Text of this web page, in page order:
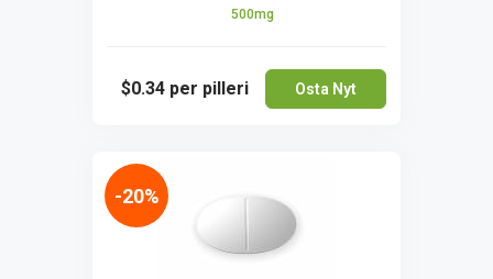
500mg
$0.34 per pilleri Osta Nyt
-20%